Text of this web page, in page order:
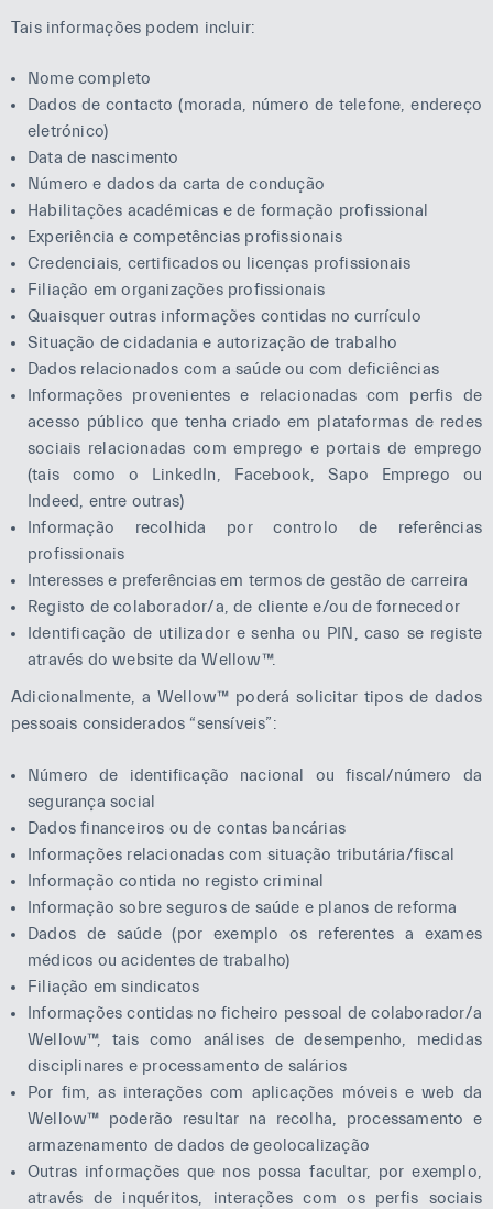
Tais informações podem incluir:
Nome completo
Dados de contacto (morada, número de telefone, endereço
eletrónico)
Data de nascimento
Número e dados da carta de condução
Habilitações académicas e de formação profissional
Experiência e competências profissionais
Credenciais, certificados ou licenças profissionais
Filiação em organizações profissionais
Quaisquer outras informações contidas no currículo
Situação de cidadania e autorização de trabalho
Dados relacionados com a saúde ou com deficiências
Informações provenientes e relacionadas com perfis de
acesso público que tenha criado em plataformas de redes
sociais relacionadas com emprego e portais de emprego
(tais como o LinkedIn, Facebook, Sapo Emprego ou
Indeed, entre outras)
Informação recolhida por controlo de referências
profissionais
Interesses e preferências em termos de gestão de carreira
Registo de colaborador/a, de cliente e/ou de fornecedor
Identificação de utilizador e senha ou PIN, caso se registe
através do website da Wellow™.
Adicionalmente, a Wellow™ poderá solicitar tipos de dados
pessoais considerados “sensíveis”:
Número de identificação nacional ou fiscal/número da
segurança social
Dados financeiros ou de contas bancárias
Informações relacionadas com situação tributária/fiscal
Informação contida no registo criminal
Informação sobre seguros de saúde e planos de reforma
Dados de saúde (por exemplo os referentes a exames
médicos ou acidentes de trabalho)
Filiação em sindicatos
Informações contidas no ficheiro pessoal de colaborador/a
Wellow™, tais como análises de desempenho, medidas
disciplinares e processamento de salários
Por fim, as interações com aplicações móveis e web da
Wellow™ poderão resultar na recolha, processamento e
armazenamento de dados de geolocalização
Outras informações que nos possa facultar, por exemplo,
através de inquéritos, interações com os perfis sociais